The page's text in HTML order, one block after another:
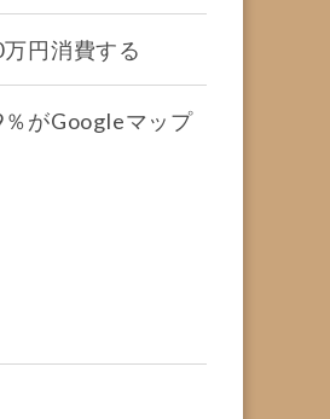
円消費する
がGoogleマップ